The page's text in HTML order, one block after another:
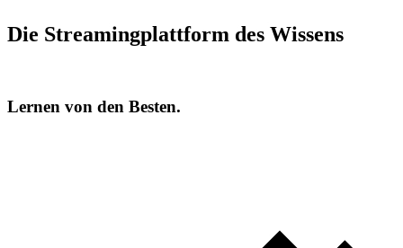
Die Streamingplattform des Wissens
Lernen von den Besten.